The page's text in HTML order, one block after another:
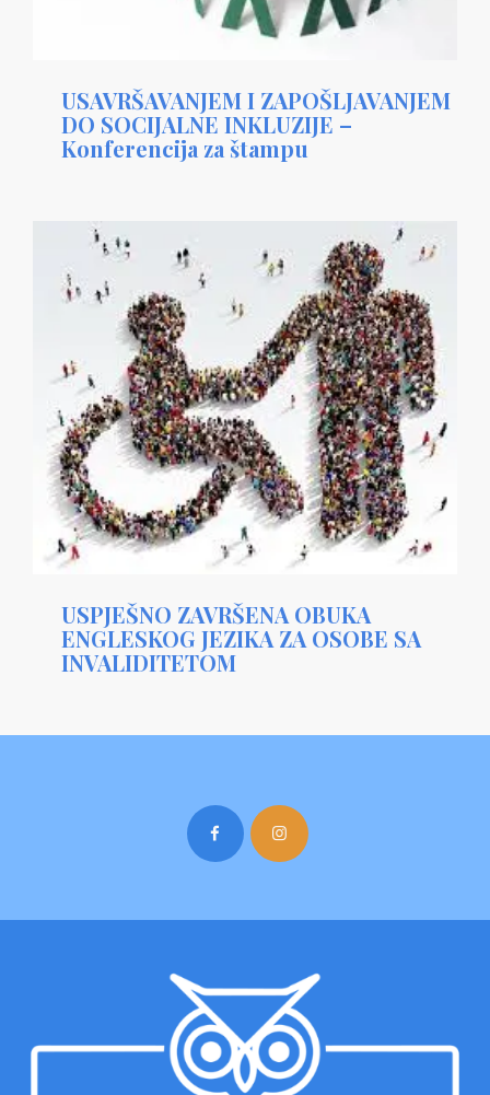
USAVRŠAVANJEM I ZAPOŠLJAVANJEM
DO SOCIJALNE INKLUZIJE –
Konferencija za štampu
USPJEŠNO ZAVRŠENA OBUKA
ENGLESKOG JEZIKA ZA OSOBE SA
INVALIDITETOM